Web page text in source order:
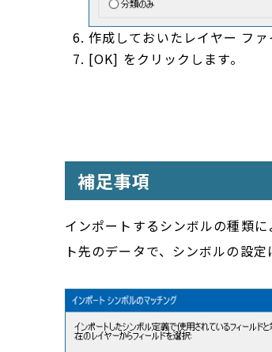
作成しておいたレイヤー フ
[OK] をクリックします。
補足事項
インポートするシンボルの種類
ト先のデータで、シンボルの設